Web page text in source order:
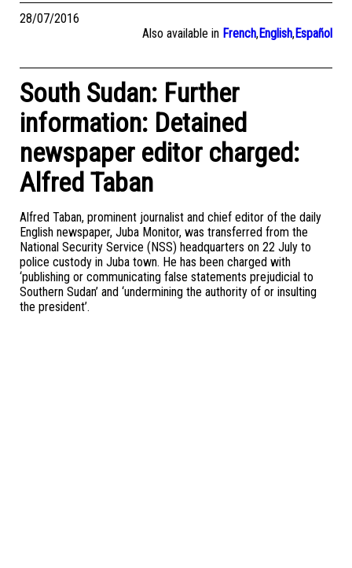
28/07/2016
Also available in French,English,Español
South Sudan: Further
information: Detained
newspaper editor charged:
Alfred Taban
Alfred Taban, prominent journalist and chief editor of the daily
English newspaper, Juba Monitor, was transferred from the
National Security Service (NSS) headquarters on 22 July to
police custody in Juba town. He has been charged with
‘publishing or communicating false statements prejudicial to
Southern Sudan’ and ‘undermining the authority of or insulting
the president’.